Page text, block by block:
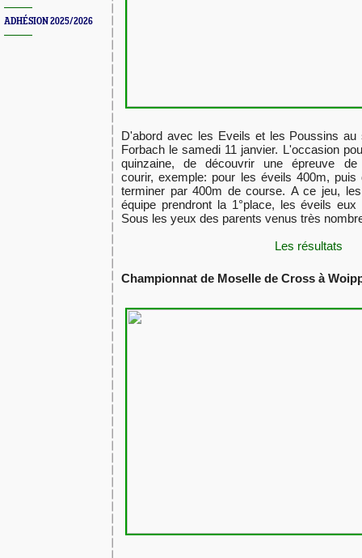
ADHÉSION 2025/2026
D'abord avec les Eveils et les Poussins au
Forbach le samedi 11 janvier. L'occasion
quinzaine, de découvrir une épreuve
courir, exemple: pour les éveils 400m,
terminer par 400m de course. A ce jeu,
équipe prendront la 1°place, les éveils
Sous les yeux des parents venus très
Les résultats
Championnat de Moselle de Cross à